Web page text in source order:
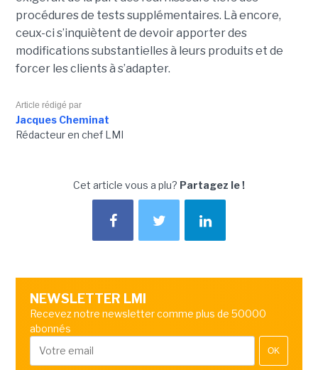
procédures de tests supplémentaires. Là encore,
ceux-ci s’inquiètent de devoir apporter des
modifications substantielles à leurs produits et de
forcer les clients à s’adapter.
Article rédigé par
Jacques Cheminat
Rédacteur en chef LMI
Cet article vous a plu? Partagez le !
NEWSLETTER LMI
Recevez notre newsletter comme plus de 50000
abonnés
OK